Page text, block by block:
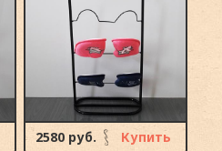
2580 руб. Купить